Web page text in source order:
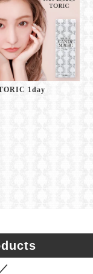
1day